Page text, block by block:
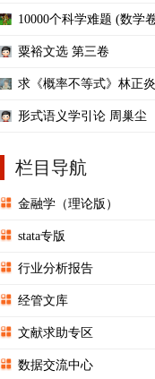
10000个科学难题 (数学
粟裕文选 第三卷
求《概率不等式》林正
形式语义学引论 周巢尘
栏目导航
金融学（理论版）
stata专版
行业分析报告
经管文库
文献求助专区
数据交流中心